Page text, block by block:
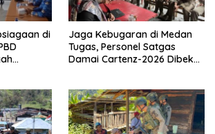
di
Jaga Kebugaran di Medan
Tugas, Personel Satgas
Damai Cartenz-2026 Dibekali